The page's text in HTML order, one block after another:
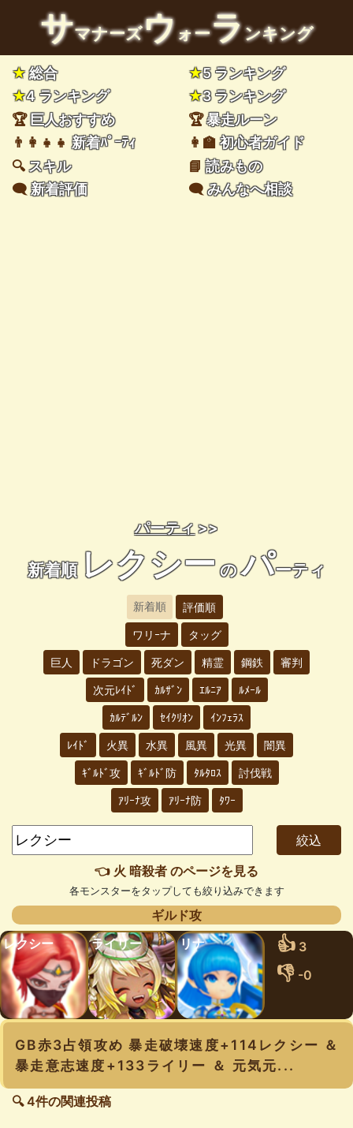
サマナーズウォーランキング
★総合 ★5 ランキング
★4 ランキング ★3 ランキング
🏆巨人おすすめ 🏆暴走ルーン
👨‍👩‍👧‍👧新着ﾊﾟｰﾃｨ 👩‍🏫初心者ガイド
🔍スキル 📘読みもの
🗨️新着評価 🗨️みんなへ相談
パーティ >>
新着順 レクシーのパーティ
新着順 評価順
ワリｰナ タッグ
巨人 ドラゴン 死ダン 精霊 鋼鉄 審判
次元ﾚｲﾄﾞ ｶﾙｻﾞﾝ ｴﾙﾆｱ ﾙﾒｰﾙ
ｶﾙﾃﾞﾙﾝ ｾｲｸﾘｵﾝ ｲﾝﾌｪﾗｽ
ﾚｲﾄﾞ 火異 水異 風異 光異 闇異
ｷﾞﾙﾄﾞ攻 ｷﾞﾙﾄﾞ防 ﾀﾙﾀﾛｽ 討伐戦
ｱﾘｰﾅ攻 ｱﾘｰﾅ防 ﾀﾜｰ
👈 火 暗殺者 のページを見る
各モンスターをタップしても絞り込みできます
ギルド攻
レクシー
ライリー リナ 👍 3
👎 -0
GB赤3占領攻め 暴走破壊速度+114レクシー ＆
暴走意志速度+133ライリー ＆ 元気元...
🔍 4件の関連投稿